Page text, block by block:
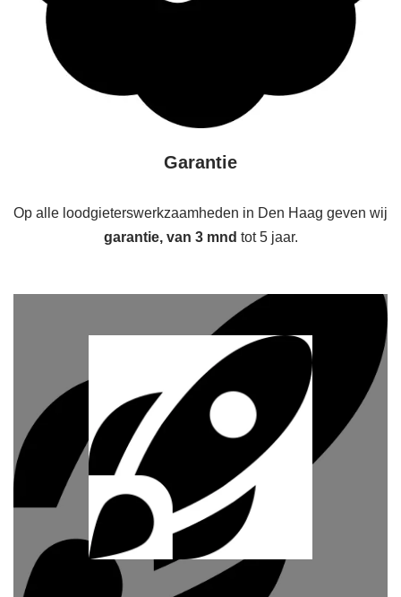
Garantie
Op alle loodgieterswerkzaamheden in Den Haag geven wij
garantie, van 3 mnd tot 5 jaar.